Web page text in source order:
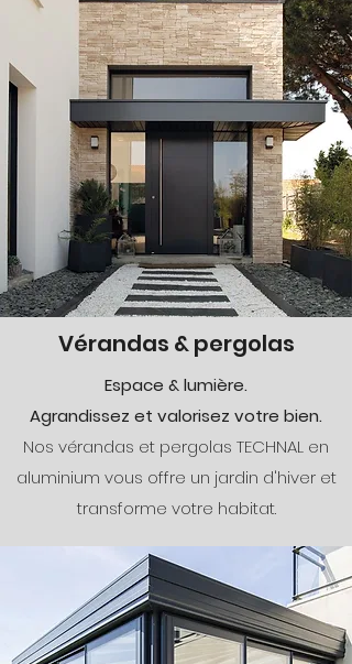
Vérandas & pergolas
Espace & lumière.
Agrandissez et valorisez votre bien.
Nos vérandas et pergolas TECHNAL en
aluminium vous offre un jardin d'hiver et
transforme votre habitat.